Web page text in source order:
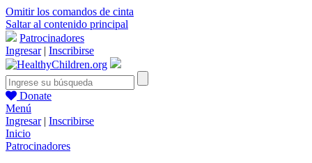
Omitir los comandos de cinta
Saltar al contenido principal
Patrocinadores
Ingresar| Inscribirse
Donate
Menú
Ingresar| Inscribirse
Inicio
Patrocinadores